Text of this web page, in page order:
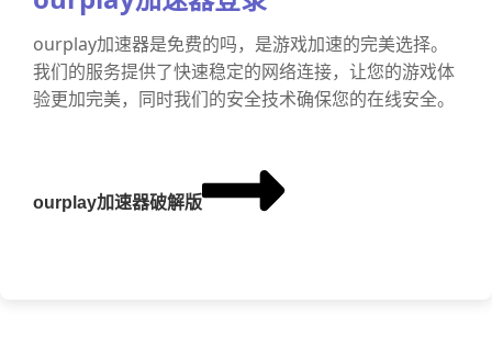
ourplay加速器是免费的吗，是游戏加速的完美选择。
我们的服务提供了快速稳定的网络连接，让您的游戏体
验更加完美，同时我们的安全技术确保您的在线安全。
ourplay加速器破解版